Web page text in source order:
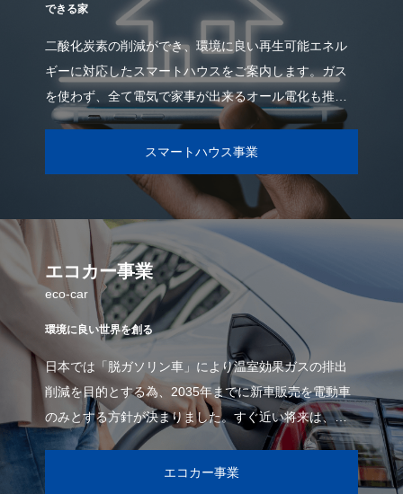
できる家
二酸化炭素の削減ができ、環境に良い再生可能エネル
ギーに対応したスマートハウスをご案内します。ガス
を使わず、全て電気で家事が出来るオール電化も推奨
しております。太陽光発電システムを利用すれば、災
スマートハウス事業
エコカー事業
eco-car
環境に良い世界を創る
日本では「脱ガソリン車」により温室効果ガスの排出
削減を目的とする為、2035年までに新車販売を電動車
のみとする方針が決まりました。すぐ近い将来は、電
気自動車しか走っていないことが当たり前になり
エコカー事業